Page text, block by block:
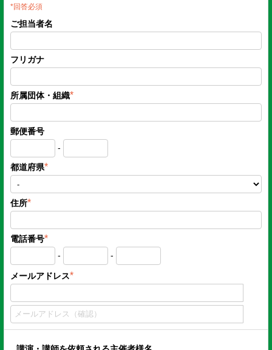
*回答必須
ご担当者名
フリガナ
所属団体・組織*
郵便番号
-
都道府県*
住所*
電話番号*
- -
メールアドレス*